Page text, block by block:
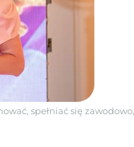
spełniać się